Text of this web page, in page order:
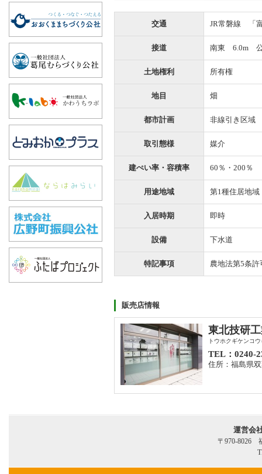
交通 JR常磐線 「
接道 南東 6.0m
土地権利 所有権
地目 畑
都市計画 非線引き区域
取引態様 媒介
建ぺい率・容積率 60％・200％
用途地域 第1種住居地域
入居時期 即時
設備 下水道
特記事項 農地法第5条
販売店情報
東北技研
トウホクギケンコ
TEL：0240-
住所：福島県
運営会
〒970-8026